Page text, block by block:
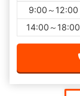
9:00～12:00
14:00～18:00